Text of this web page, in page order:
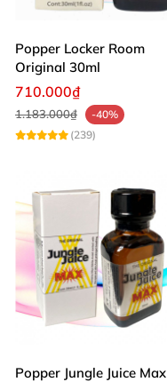
Popper Locker Room
Original 30ml
710.000₫
1.183.000₫
-40%
(239)
Popper Jungle Juice Max